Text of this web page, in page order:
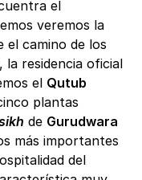
el
veremos la
el camino de los
, la residencia oficial
el Qutub
plantas
de Gurudwara
más importantes
del